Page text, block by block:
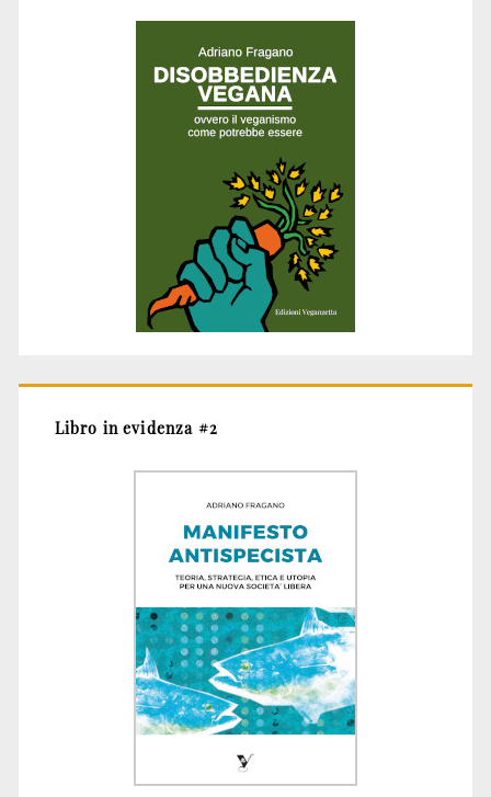
Libro in evidenza #2